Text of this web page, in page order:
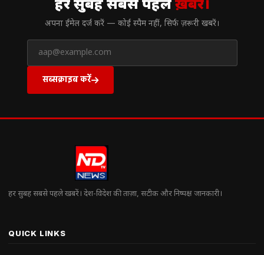
हर सुबह सबसे पहलेख़बरें।
अपना ईमेल दर्ज करें — कोई स्पैम नहीं, सिर्फ ज़रूरी खबरें।
सब्सक्राइब करें
हर सुबह सबसे पहले खबरें। देश-विदेश की ताज़ा, सटीक और निष्पक्ष जानकारी।
QUICK LINKS